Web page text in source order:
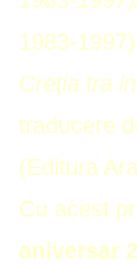
1983-
Creţia tra
traducere
(Editura
Cu acest
aniversar